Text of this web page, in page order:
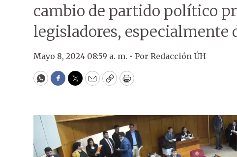
cambio de partido político
legisladores, especialmente
Mayo 8, 2024 08:59 a. m. • Por Redacción ÚH
WhatsApp
Facebook
Twitter
EmailCopyPrint